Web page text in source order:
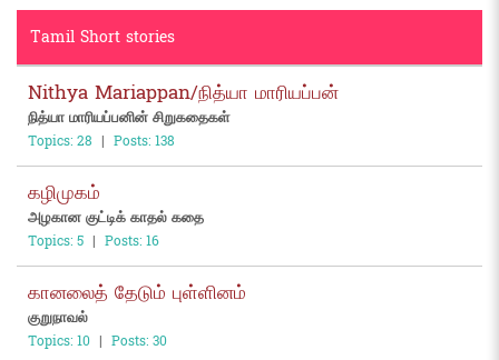
Tamil Short stories
Nithya Mariappan/நித்யா மாரியப்பன்
நித்யா மாரியப்பனின் சிறுகதைகள்
Topics: 28 | Posts: 138
கழிமுகம்
அழகான குட்டிக் காதல் கதை
Topics: 5 | Posts: 16
கானலைத் தேடும் புள்ளினம்
குறுநாவல்
Topics: 10 | Posts: 30